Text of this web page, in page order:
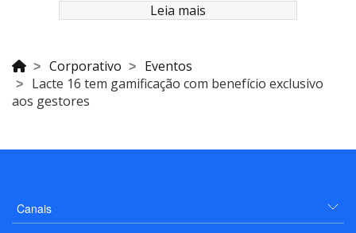
Leia mais
Corporativo
Eventos
Lacte 16 tem gamificação com benefício exclusivo
aos gestores
Canais